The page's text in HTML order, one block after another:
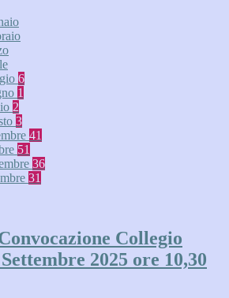
6
1
2
3
41
51
36
31
Collegio
2025 ore 10,30